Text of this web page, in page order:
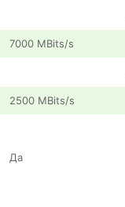
7000 MBits/s
2500 MBits/s
Да